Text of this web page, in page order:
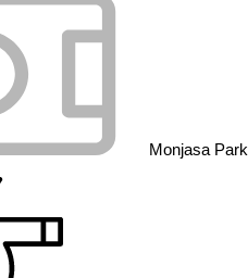
Monjasa Park